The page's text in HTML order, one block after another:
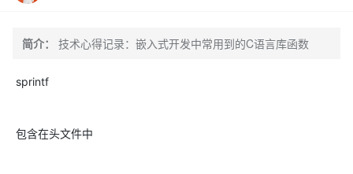
简介： 技术心得记录：嵌入式开发中常用到的C语言库函数
sprintf
包含在头文件中